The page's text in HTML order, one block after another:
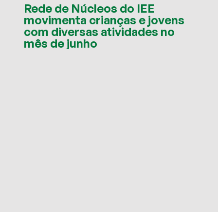
Rede de Núcleos do IEE
movimenta crianças e jovens
com diversas atividades no
mês de junho